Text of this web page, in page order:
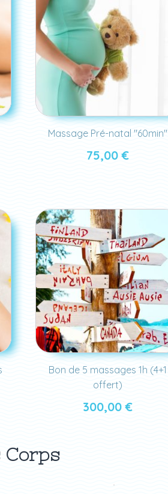
Massage Pré-natal "60min"
75,00€
Bon de 5 massages 1h (4+1
offert)
300,00€
Corps